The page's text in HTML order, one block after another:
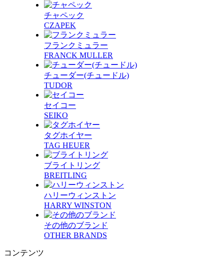
チャペック
CZAPEK
フランクミュラー
FRANCK MULLER
チューダー(チュードル)
TUDOR
セイコー
SEIKO
タグホイヤー
TAG HEUER
ブライトリング
BREITLING
ハリーウィンストン
HARRY WINSTON
その他のブランド
OTHER BRANDS
コンテンツ